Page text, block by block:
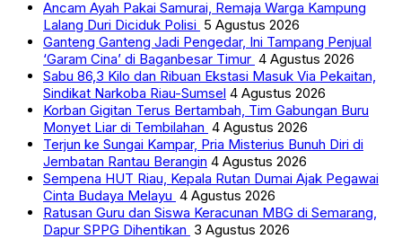
Ancam Ayah Pakai Samurai, Remaja Warga Kampung
Lalang Duri Diciduk Polisi 5 Agustus 2026
Ganteng Ganteng Jadi Pengedar, Ini Tampang Penjual
‘Garam Cina’ di Baganbesar Timur 4 Agustus 2026
Sabu 86,3 Kilo dan Ribuan Ekstasi Masuk Via Pekaitan,
Sindikat Narkoba Riau-Sumsel 4 Agustus 2026
Korban Gigitan Terus Bertambah, Tim Gabungan Buru
Monyet Liar di Tembilahan 4 Agustus 2026
Terjun ke Sungai Kampar, Pria Misterius Bunuh Diri di
Jembatan Rantau Berangin 4 Agustus 2026
Sempena HUT Riau, Kepala Rutan Dumai Ajak Pegawai
Cinta Budaya Melayu 4 Agustus 2026
Ratusan Guru dan Siswa Keracunan MBG di Semarang,
Dapur SPPG Dihentikan 3 Agustus 2026